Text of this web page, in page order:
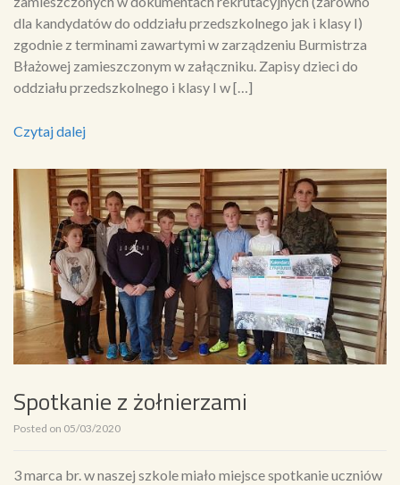
dla kandydatów do oddziału przedszkolnego jak i klasy I)
zgodnie z terminami zawartymi w zarządzeniu Burmistrza
Błażowej zamieszczonym w załączniku. Zapisy dzieci do
oddziału przedszkolnego i klasy I w […]
Czytaj dalej
Spotkanie z żołnierzami
Posted on 05/03/2020
3 marca br. w naszej szkole miało miejsce spotkanie uczniów